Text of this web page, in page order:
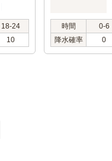
18-24
10
時間 0-6
降水確率
0